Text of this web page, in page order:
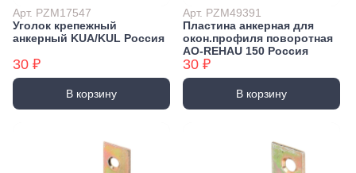
Арт. PZM17547
Уголок крепежный
анкерный KUA/KUL Россия
30 ₽
В корзину
Арт. PZM49391
Пластина анкерная для
окон.профиля поворотная
AO-REHAU 150 Россия
30 ₽
В корзину